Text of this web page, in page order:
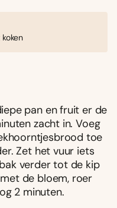
pan en fruit er de
zacht in. Voeg
toe
Zet het vuur iets
verder tot de kip
de bloem, roer
2 minuten.